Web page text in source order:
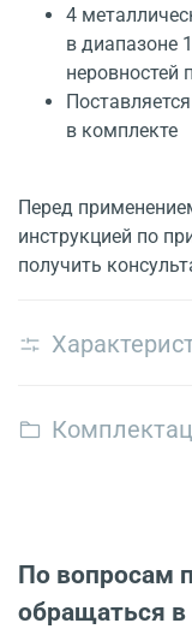
4
в диапазоне
неровностей
в комплекте
Перед
инструкцией по
получить
По вопросам
обращаться